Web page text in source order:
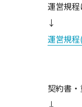
運営規程
↓
運営規
契約書